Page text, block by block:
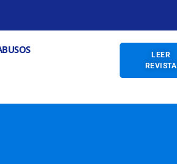
Abrir PREVENCIÓN DE ABUSOS
LEER
REVISTA